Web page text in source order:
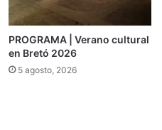
PROGRAMA | Verano cultural
en Bretó 2026
5 agosto, 2026